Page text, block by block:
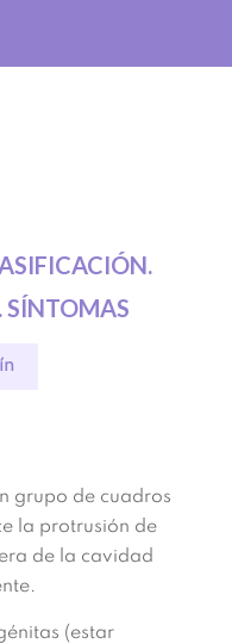
SÍNTOMAS
grupo de cuadros
la protrusión de
de la cavidad
(estar